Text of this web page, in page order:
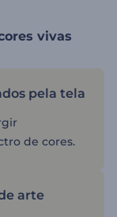
vivas
pela tela
de cores.
arte